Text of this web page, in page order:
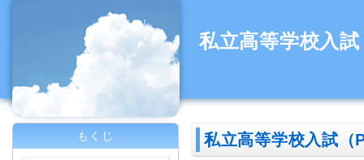
私立高等学校入
私立高等学校入試（
もくじ